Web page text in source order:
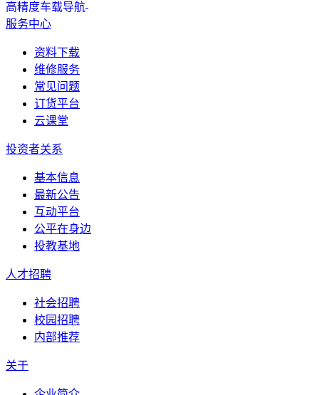
高精度车载导航
服务中心
资料下载
维修服务
常见问题
订货平台
云课堂
投资者关系
基本信息
最新公告
互动平台
公平在身边
投教基地
人才招聘
社会招聘
校园招聘
内部推荐
关于